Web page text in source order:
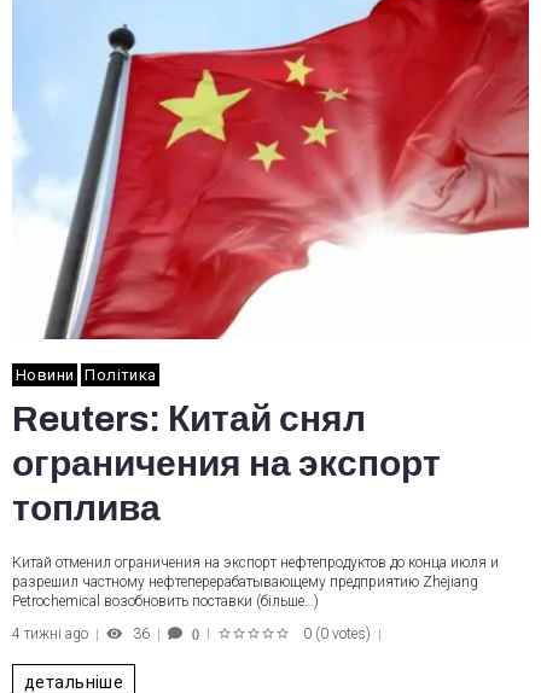
Новини Політика
Reuters: Китай снял
ограничения на экспорт
топлива
Китай отменил ограничения на экспорт нефтепродуктов до конца июля и
разрешил частному нефтеперерабатывающему предприятию Zhejiang
Petrochemical возобновить поставки (більше…)
4 тижні ago
36 0 0 (0 votes)
детальніше